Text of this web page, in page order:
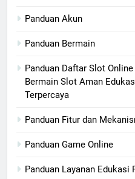
Panduan Akun
Panduan Bermain
Panduan Daftar Slot
Bermain Slot Aman
Terpercaya
Panduan Fitur dan
Panduan Game Online
Panduan Layanan